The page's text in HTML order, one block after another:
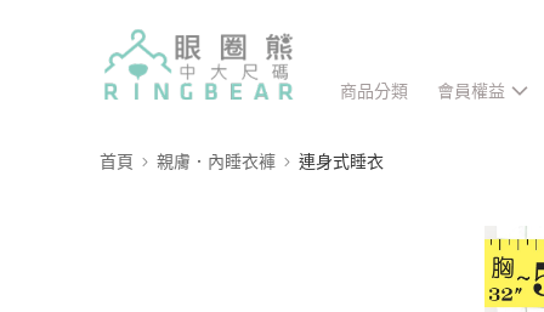
商品分類 會員權益
首頁 親膚．內睡衣褲 連身式睡衣